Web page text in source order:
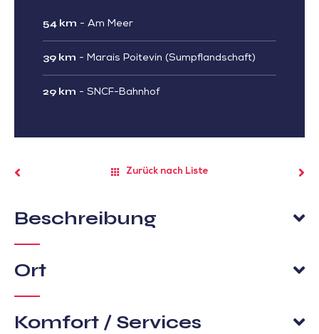
54 km - Am Meer
39 km - Marais Poitevin (Sumpflandschaft)
29 km - SNCF-Bahnhof
Zurück nach Liste
Beschreibung
Ort
Komfort / Services